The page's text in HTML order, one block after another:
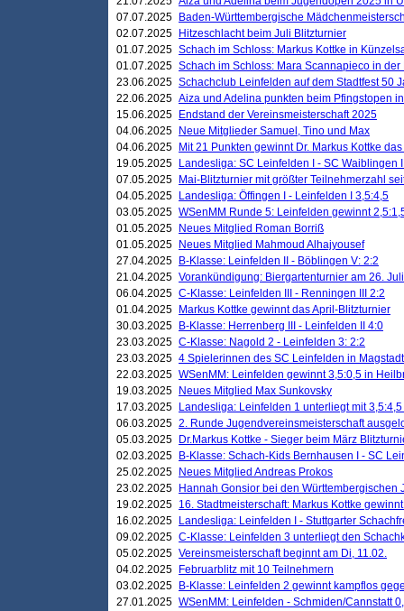
07.07.2025
Baden-Württembergische
02.07.2025
Hitzeschlacht beim Juli Blitzturnier
01.07.2025 Schach im Schloss: Markus Kottke in
01.07.2025 Schach im Schloss: Mara Scannapieco in der
23.06.2025 Schachclub Leinfelden auf dem Stadtfest 50
22.06.2025 Aiza und Adelina punkten beim Pfingstopen
15.06.2025
Endstand der Vereinsmeisterschaft 2025
04.06.2025
Neue Mitglieder Samuel, Tino und Max
04.06.2025
Mit 21 Punkten gewinnt Dr. Markus Kottke
19.05.2025
Landesliga: SC Leinfelden I - SC Waiblingen
07.05.2025
Mai-Blitzturnier mit größter Teilnehmerzahl
04.05.2025
Landesliga: Öffingen I - Leinfelden I 3,5:4,5
03.05.2025 WSenMM Runde 5: Leinfelden gewinnt
01.05.2025
Neues Mitglied Roman Borriß
01.05.2025
Neues Mitglied Mahmoud Alhajyousef
27.04.2025
B-Klasse: Leinfelden II - Böblingen V: 2:2
21.04.2025 Vorankündigung: Biergartenturnier am 26. Juli
06.04.2025 C-Klasse: Leinfelden III - Renningen III 2:2
01.04.2025
Markus Kottke gewinnt das April-Blitzturnier
30.03.2025
B-Klasse: Herrenberg III - Leinfelden II 4:0
23.03.2025 C-Klasse: Nagold 2 - Leinfelden 3: 2:2
23.03.2025 4 Spielerinnen des SC Leinfelden in Magstadt
22.03.2025 WSenMM: Leinfelden gewinnt 3,5:0,5 in
19.03.2025
Neues Mitglied Max Sunkovsky
17.03.2025
Landesliga: Leinfelden 1 unterliegt mit
06.03.2025 2. Runde Jugendvereinsmeisterschaft
05.03.2025
Dr.Markus Kottke - Sieger beim März
02.03.2025
B-Klasse: Schach-Kids Bernhausen I - SC
25.02.2025
Neues Mitglied Andreas Prokos
23.02.2025
Hannah Gonsior bei den Württembergischen
19.02.2025 16. Stadtmeisterschaft: Markus Kottke
16.02.2025
Landesliga: Leinfelden I - Stuttgarter
09.02.2025 C-Klasse: Leinfelden 3 unterliegt den
05.02.2025 Vereinsmeisterschaft beginnt am Di, 11.02.
04.02.2025
Februarblitz mit 10 Teilnehmern
03.02.2025
B-Klasse: Leinfelden 2 gewinnt kampflos
27.01.2025 WSenMM: Leinfelden - Schmiden/Cannstatt